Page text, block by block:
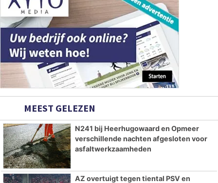
MEEST GELEZEN
N241 bij Heerhugowaard en Opmeer
verschillende nachten afgesloten voor
asfaltwerkzaamheden
AZ overtuigt tegen tiental PSV en